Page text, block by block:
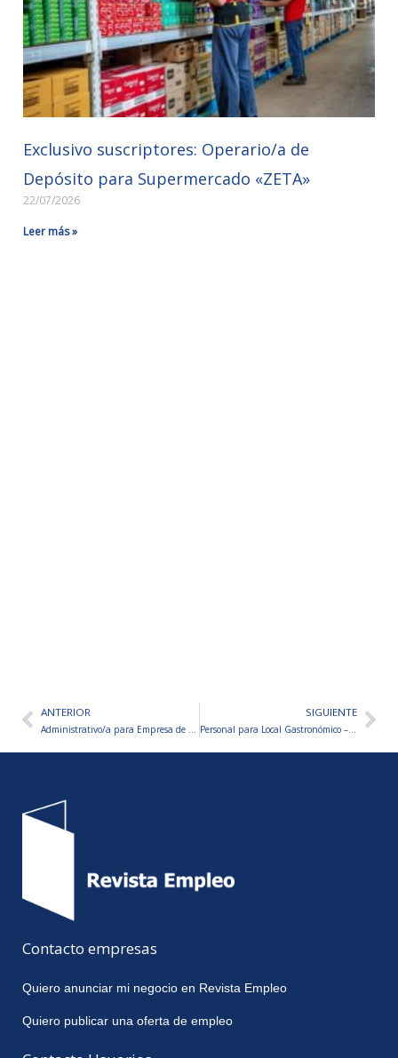
Exclusivo suscriptores: Operario/a de
Depósito para Supermercado «ZETA»
22/07/2026
Leer más »
AntANTERIOR
Administrativo/a para Empresa de Ingeniería
SIGUIENTE
Personal para Local Gastronómico – VARIOS PUESTOS A CUBRIR
Contacto empresas
Quiero anunciar mi negocio en Revista Empleo
Quiero publicar una oferta de empleo